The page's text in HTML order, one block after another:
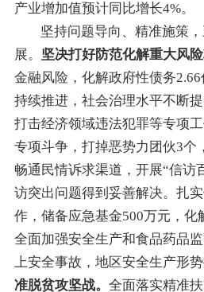
产业增加值预计同比增长4%。
坚持问题导向 、精准施策
展。 坚决打好防范化解重大风险
金融风险，化解政府性债务2.66
持续推进，社会治理水平不断
打击经济领域违法犯罪等专项
专项斗争，打掉恶势力团伙3个
畅通民情诉求渠道，开展“信访
访突出问题得到妥善解决。 扎
作， 储备应急基金500万元 ，
全面加强安全生产和食品药品
上安全事故，地区安全生产形势
准脱贫攻坚战。 全面落实精准